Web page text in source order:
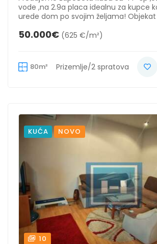
vode ,na 2.9a placa idealnu za kupce
urede dom po svojim željama! Objekat
50.000€ (625 €/m²)
80m² Prizemlje/2 spratova
KUĆA NOVO
10